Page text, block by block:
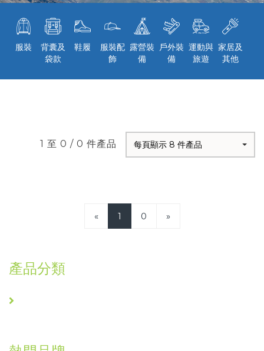
服裝
背囊及
袋款
鞋履
服裝配
飾
露營裝
備
戶外裝
備
運動與
旅遊
家居及
其他
1 至 0 / 0 件產品 每頁顯示 8 件產品
« 1 0 »
產品分類